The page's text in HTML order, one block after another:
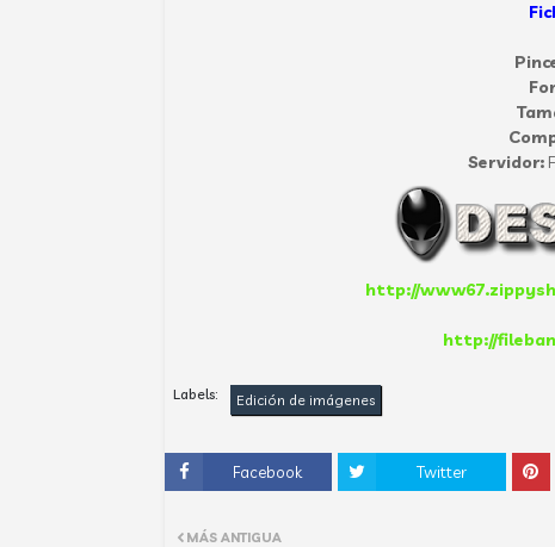
Servidor:
http://
http://
Labels: Edición de imágenes
Facebook Twitter
MÁS ANTIGUA